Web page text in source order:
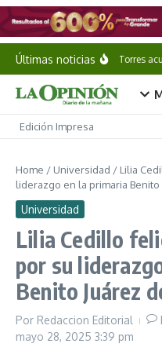
Saltar al contenido
Últimas noticiasFerran Torres
Edición Impresa
Home / Universidad / Lilia
liderazgo en la primaria Benito
Universidad
Lilia Cedillo
por su
Benito Juárez
Por Redaccion Editorial
mayo 28, 2025 3:39 pm